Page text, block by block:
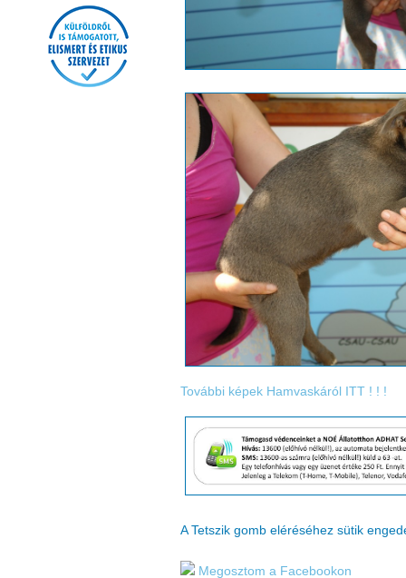
További képek Hamvaskáról ITT ! ! !
A Tetszik gomb eléréséhez sütik
Megosztom a Facebookon